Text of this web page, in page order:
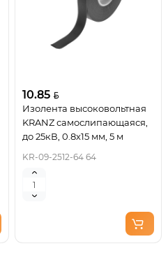
10.85
Изолента высоковольтная
KRANZ самослипающаяся,
до 25кВ, 0.8х15 мм, 5 м
KR-09-2512-64 64